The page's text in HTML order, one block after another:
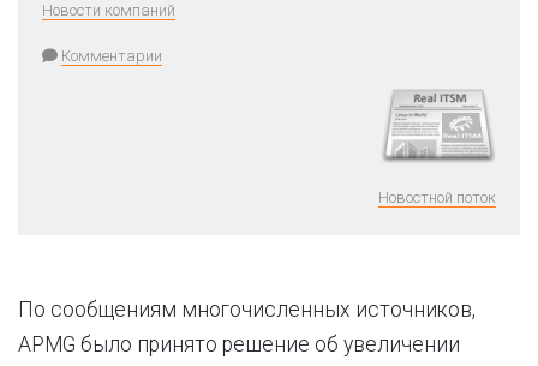
Новости компаний
Комментарии
Новостной поток
По сообщениям многочисленных источников,
APMG было принято решение об увеличении